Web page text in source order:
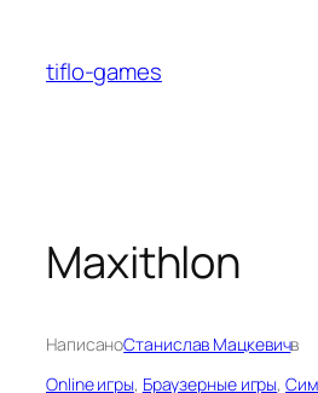
содержимому
tiflo-games
Maxithlon
НаписаноСтанислав Мацкевичв
Online игры, Браузерные игры,